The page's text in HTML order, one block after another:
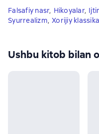
Falsafiy nasr, Hikoyalar,
Syurrealizm, Xorijiy klassika
Ushbu kitob bilan